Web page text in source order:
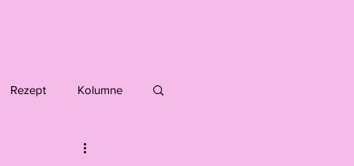
Rezept Kolumne
Max Kaufmann